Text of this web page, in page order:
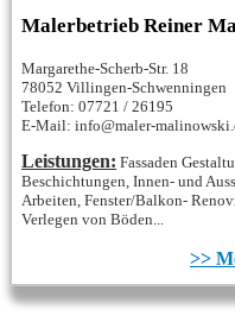
Malerbetrieb Reiner
Margarethe-Scherb-Str. 18
78052 Villingen-Schwenningen
Telefon: 07721 / 26195
E-Mail: info@maler-
Leistungen: Fassaden
Beschichtungen, Innen- und
Arbeiten, Fenster/Balkon-
Verlegen von Böden...
>>